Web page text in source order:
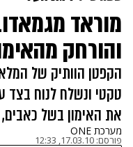
מוראד
והורחק
הקפטן הוותיק של
טקטי ונשלח לנוח בצד
את האימון בשל
מערכת ONE
פורסם: 17.03.10, 12:33